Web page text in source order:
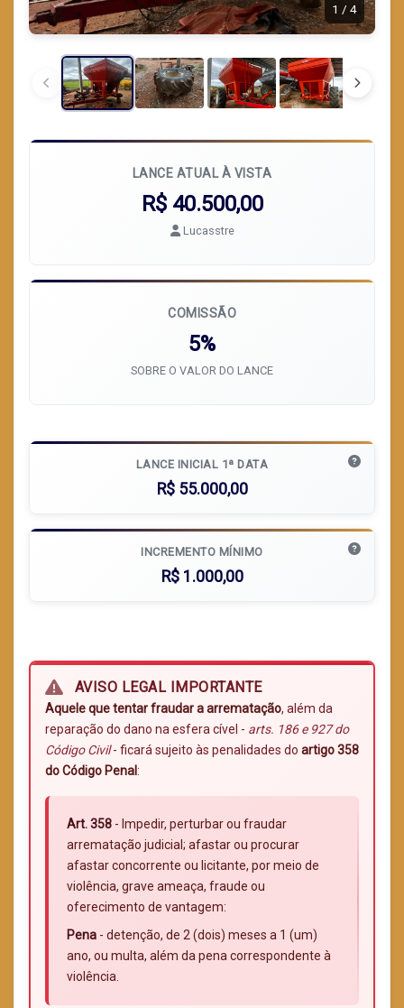
1 / 4
LANCE ATUAL À VISTA
R$ 40.500,00
Lucasstre
COMISSÃO
5%
SOBRE O VALOR DO LANCE
LANCE INICIAL 1ª DATA
R$ 55.000,00
INCREMENTO MÍNIMO
R$ 1.000,00
AVISO LEGAL IMPORTANTE
Aquele que tentar fraudar a arrematação, além da
reparação do dano na esfera cível - arts. 186 e 927 do
Código Civil- ficará sujeito às penalidades do artigo 358
do Código Penal:
Art. 358 - Impedir, perturbar ou fraudar
arrematação judicial; afastar ou procurar
afastar concorrente ou licitante, por meio de
violência, grave ameaça, fraude ou
oferecimento de vantagem:
Pena - detenção, de 2 (dois) meses a 1 (um)
ano, ou multa, além da pena correspondente à
violência.